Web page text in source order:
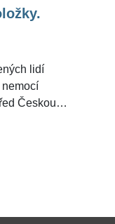
ČR. "Jeden
a ten třetí se
lidí
Českou
tvrdém
Ruth